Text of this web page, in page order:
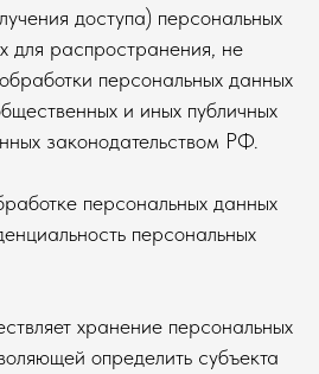
доступа) персональных
для распространения, не
персональных данных
и иных публичных
законодательством РФ.
персональных данных
персональных
хранение персональных
определить субъекта